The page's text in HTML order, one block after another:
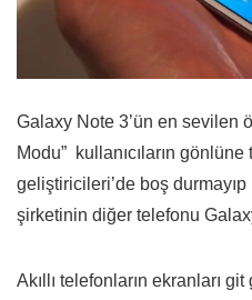
Galaxy Note 3’ün en sevilen
Modu” kullanıcıların
geliştiricileri’de boş
şirketinin diğer telefonu
Akıllı telefonların ekranları